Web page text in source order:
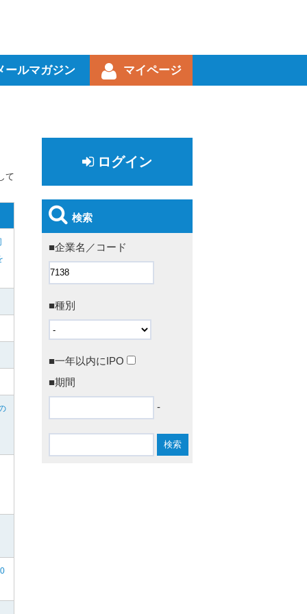
ールマガジン マイページ
て
ログイン
検索
■企業名／コード
■種別
■一年以内にIPO
■期間
-